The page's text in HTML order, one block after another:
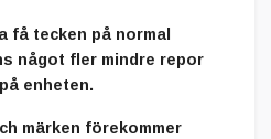
få tecken på normal
något fler mindre repor
enheten.
märken förekommer